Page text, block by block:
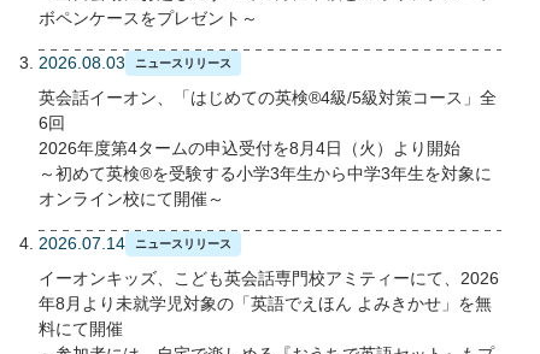
ボペンケースをプレゼント～
2026.08.03 ニュースリリース
英会話イーオン、「はじめての英検®4級/5級対策コース」全
6回
2026年度第4タームの申込受付を8月4日（火）より開始
～初めて英検®を受験する小学3年生から中学3年生を対象に
オンライン校にて開催～
2026.07.14 ニュースリリース
イーオンキッズ、こども英会話専門校アミティーにて、2026
年8月より未就学児対象の「英語でえほん よみきかせ」を無
料にて開催